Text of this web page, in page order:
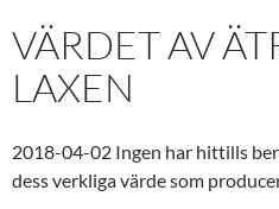
VÄRDET AV
LAXEN
2018-04-02 Ingen har hittills
dess verkliga värde som